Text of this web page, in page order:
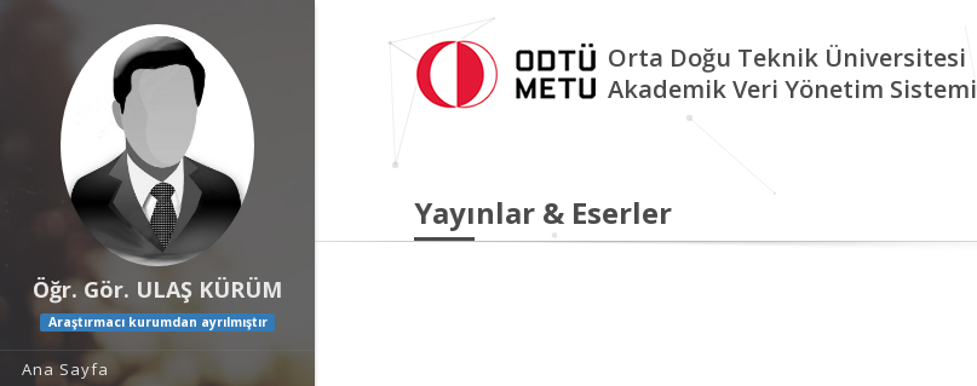
Öğr. Gör. ULAŞ KÜRÜM
Araştırmacı kurumdan ayrılmıştır
Ana Sayfa
Orta Doğu Teknik Üniversitesi
Akademik Veri Yönetim Sistemi
Yayınlar & Eserler